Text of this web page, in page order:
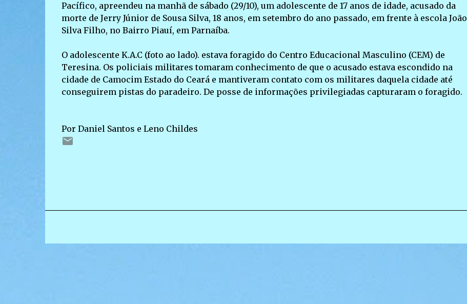
Pacífico, apreendeu na manhã de sábado (29/10), um adolescente de 17 anos de idade, acusado da
morte de Jerry Júnior de Sousa Silva, 18 anos, em setembro do ano passado, em frente à escola João
Silva Filho, no Bairro Piauí, em Parnaíba.
O adolescente K.A.C (foto ao lado). estava foragido do Centro Educacional Masculino (CEM) de
Teresina. Os policiais militares tomaram conhecimento de que o acusado estava escondido na
cidade de Camocim Estado do Ceará e mantiveram contato com os militares daquela cidade até
conseguirem pistas do paradeiro. De posse de informações privilegiadas capturaram o foragido.
Por Daniel Santos e Leno Childes